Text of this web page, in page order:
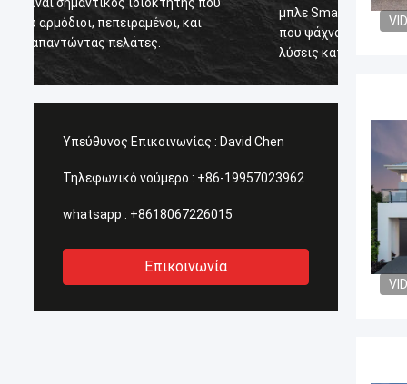
μπλε Smarthouse για τους ανθρώπους
που ψάχνουν τις με χαλύβδινο σκελετό
λύσεις κατοικίας που μπορούν να
σταλούν οπουδήποτε στον κόσμο.
πολύ
Υπεύθυνος Επικοινωνίας : David Chen
Τηλεφωνικό νούμερο : +86-19957023962
whatsapp : +8618067226015
Επικοινωνία